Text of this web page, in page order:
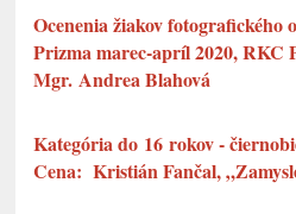
Ocenenia žiakov fotografického
Prizma marec-apríl 2020, RKC
Mgr. Andrea Blahová
Kategória do 16 rokov -
Cena: Kristián Fančal,